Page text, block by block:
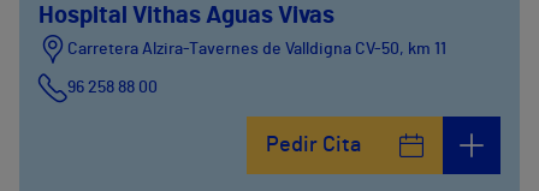
Hospital Vithas Aguas Vivas
Carretera Alzira-Tavernes de Valldigna CV-50, km 11
96 258 88 00
Pedir Cita